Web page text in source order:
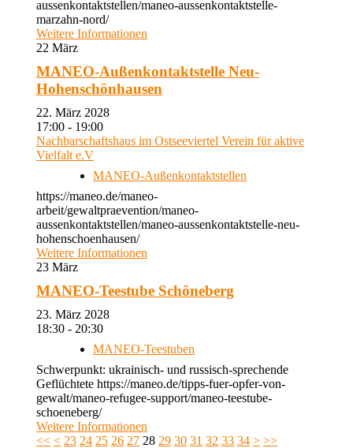
aussenkontaktstellen/maneo-aussenkontaktstelle-
marzahn-nord/
Weitere Informationen
22 März
MANEO-Außenkontaktstelle Neu-
Hohenschönhausen
22. März 2028
17:00 - 19:00
Nachbarschaftshaus im Ostseeviertel Verein für aktive
Vielfalt e.V
MANEO-Außenkontaktstellen
https://maneo.de/maneo-
arbeit/gewaltpraevention/maneo-
aussenkontaktstellen/maneo-aussenkontaktstelle-neu-
hohenschoenhausen/
Weitere Informationen
23 März
MANEO-Teestube Schöneberg
23. März 2028
18:30 - 20:30
MANEO-Teestuben
Schwerpunkt: ukrainisch- und russisch-sprechende
Geflüchtete https://maneo.de/tipps-fuer-opfer-von-
gewalt/maneo-refugee-support/maneo-teestube-
schoeneberg/
Weitere Informationen
<< < 23 24 25 26 27 28 29 30 31 32 33 34 > >>